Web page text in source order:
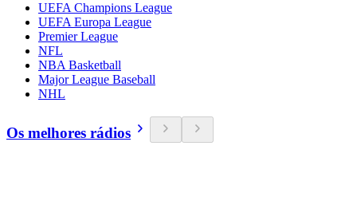
UEFA Champions League
UEFA Europa League
Premier League
NFL
NBA Basketball
Major League Baseball
NHL
Os melhores rádios